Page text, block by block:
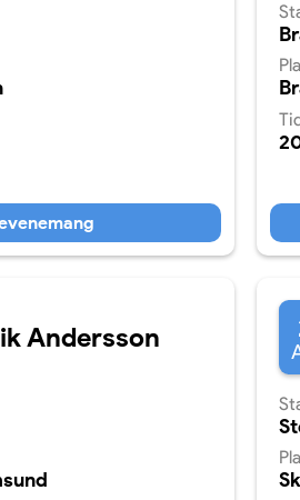
Andersson